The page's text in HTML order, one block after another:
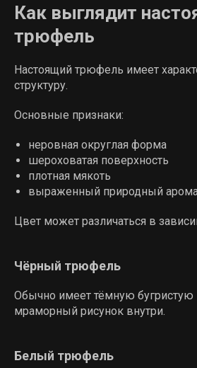
Как выглядит
трюфель
Настоящий трюфель имеет
структуру.
Основные признаки:
неровная округлая форма
шероховатая поверхность
плотная мякоть
выраженный природный
Цвет может различаться в
Чёрный трюфель
Обычно имеет тёмную бугристую
мраморный рисунок внутри.
Белый трюфель